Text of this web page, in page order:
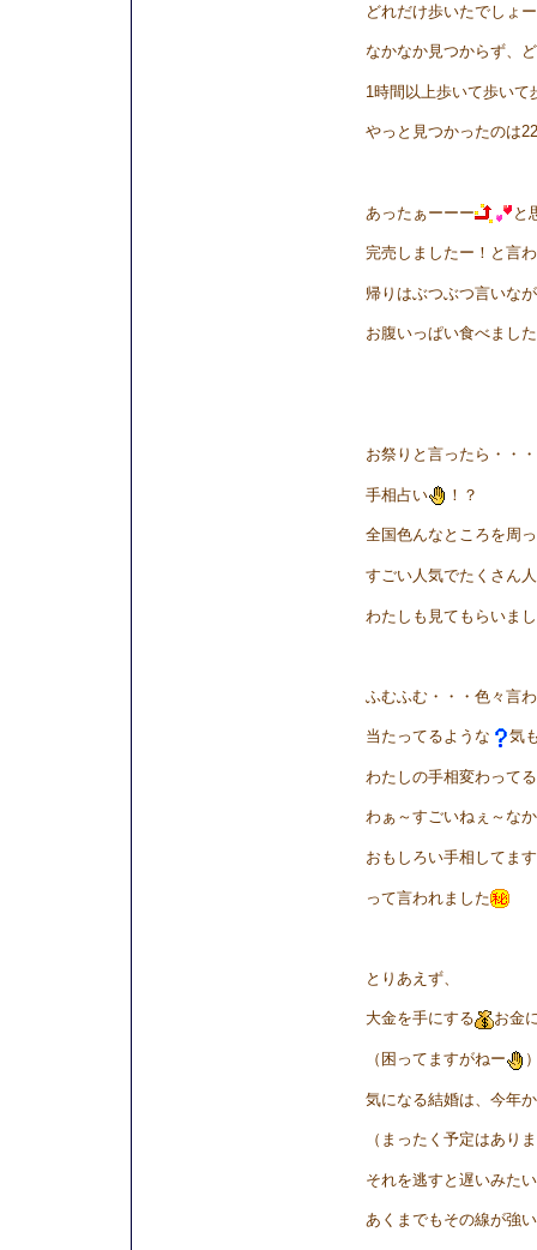
どれだけ歩いたでしょ
なかなか見つからず、
1時間以上歩いて歩いて
やっと見つかったのは
あったぁーーー と
完売しましたー！と言
帰りはぶつぶつ言いな
お腹いっぱい食べまし
お祭りと言ったら・・・
手相占い ！？
全国色んなところを周
すごい人気でたくさん
わたしも見てもらいま
ふむふむ・・・色々言
当たってるような 気
わたしの手相変わって
わぁ～すごいねぇ～な
おもしろい手相してま
って言われました
とりあえず、
大金を手にする お金
（困ってますがねー
気になる結婚は、今年
（まったく予定はあり
それを逃すと遅いみた
あくまでもその線が強